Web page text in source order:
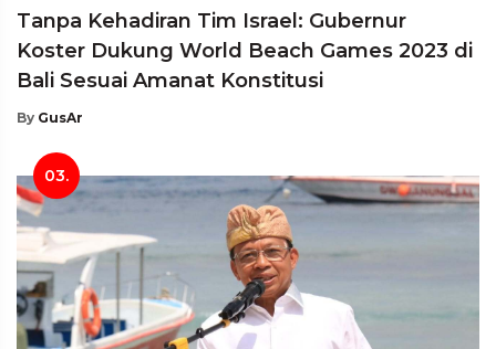
Tanpa Kehadiran Tim Israel: Gubernur
Koster Dukung World Beach Games 2023 di
Bali Sesuai Amanat Konstitusi
By GusAr
03.